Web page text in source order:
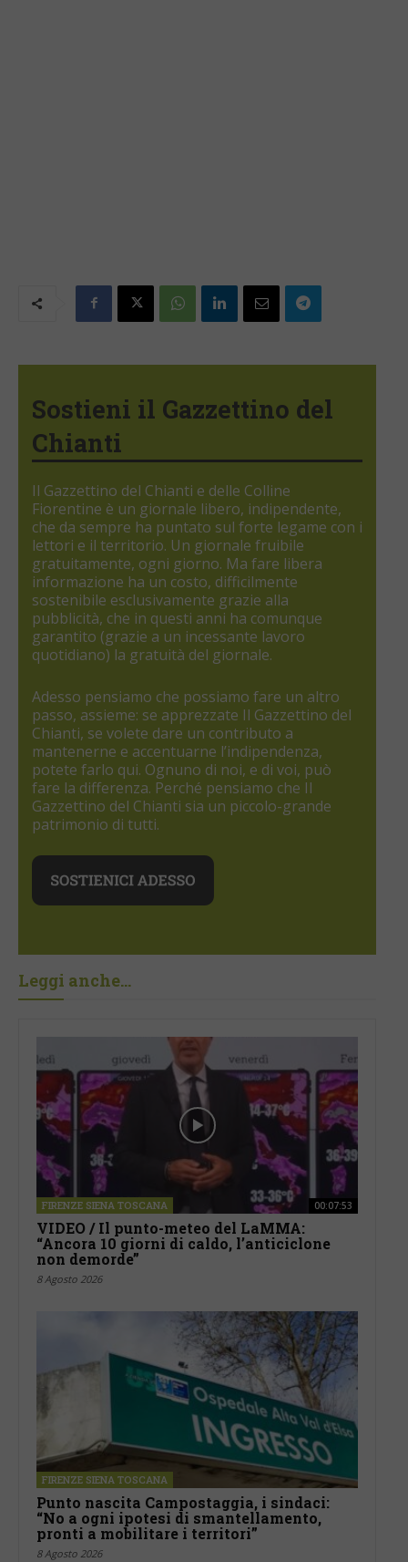
Sostieni il Gazzettino del
Chianti
Il Gazzettino del Chianti e delle Colline
Fiorentine è un giornale libero, indipendente,
che da sempre ha puntato sul forte legame con i
lettori e il territorio. Un giornale fruibile
gratuitamente, ogni giorno. Ma fare libera
informazione ha un costo, difficilmente
sostenibile esclusivamente grazie alla
pubblicità, che in questi anni ha comunque
garantito (grazie a un incessante lavoro
quotidiano) la gratuità del giornale.
Adesso pensiamo che possiamo fare un altro
passo, assieme: se apprezzate Il Gazzettino del
Chianti, se volete dare un contributo a
mantenerne e accentuarne l’indipendenza,
potete farlo qui. Ognuno di noi, e di voi, può
fare la differenza. Perché pensiamo che Il
Gazzettino del Chianti sia un piccolo-grande
patrimonio di tutti.
Leggi anche...
FIRENZE SIENA TOSCANA 00:07:53
VIDEO / Il punto-meteo del LaMMA:
“Ancora 10 giorni di caldo, l’anticiclone
non demorde”
8 Agosto 2026
FIRENZE SIENA TOSCANA
Punto nascita Campostaggia, i sindaci:
“No a ogni ipotesi di smantellamento,
pronti a mobilitare i territori”
8 Agosto 2026